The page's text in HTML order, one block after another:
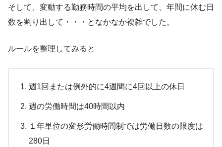
そして、変動する勤務時間の平均を出して、年間に休む日
数を割り出して・・・となかなか複雑でした。
ルールを整理してみると
週1回または例外的に4週間に4回以上の休日
週の労働時間は40時間以内
１年単位の変形労働時間制では労働日数の限度は
280日